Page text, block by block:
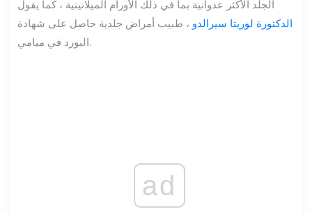
الجلد الأكثر عدوانية بما في ذلك الأورام الميلانينية ، كما يقول
الدكتورة لوريتا سيرالدو ، طبيب أمراض جلدية حاصل على شهادة
البورد في ميامي.
ad